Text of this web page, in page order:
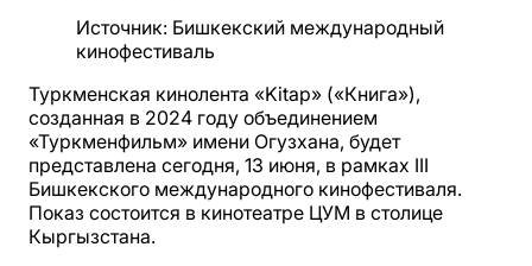
Источник: Бишкекский международный
кинофестиваль
Туркменская кинолента «Kitap» («Книга»),
созданная в 2024 году объединением
«Туркменфильм» имени Огузхана, будет
представлена сегодня, 13 июня, в рамках III
Бишкекского международного кинофестиваля.
Показ состоится в кинотеатре ЦУМ в столице
Кыргызстана.